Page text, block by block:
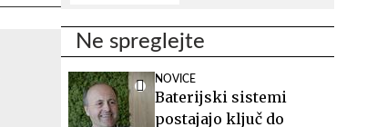
Ne spreglejte
NOVICE
Baterijski sistemi
postajajo ključ do